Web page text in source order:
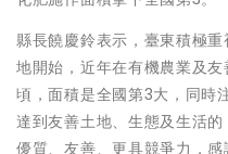
縣長饒慶鈴表示，臺東積極
地開始，近年在有機農業及
頃，面積是全國第3大，同時
達到友善土地、生態及生活
優質、友善、更具競爭力，